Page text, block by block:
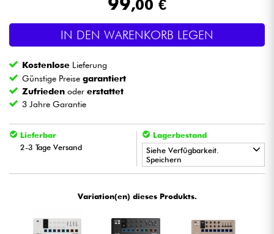
Licht
Blasinstrumente
Kinder
HiFi
,00 €
IN DEN WARENKORB LEGEN
Kostenlose Lieferung
Günstige Preisegarantiert
Zufrieden odererstattet
3 Jahre Garantie
Lieferbar
2-3 Tage Versand
Lagerbestand
Siehe Verfügbarkeit.
Speichern
Variation(en) dieses Produkts.